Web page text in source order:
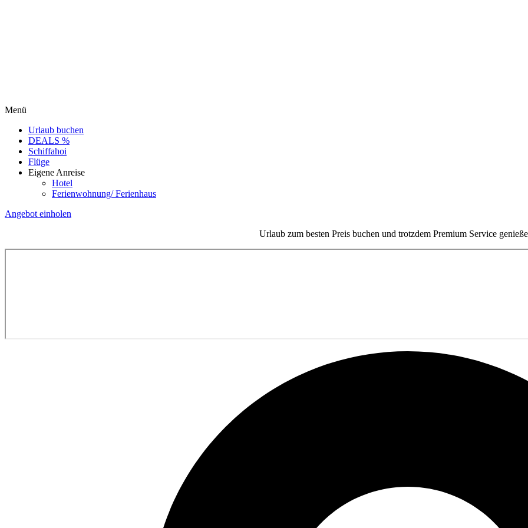
Menü
Urlaub buchen
DEALS %
Schiffahoi
Flüge
Eigene Anreise
Hotel
Ferienwohnung/ Ferienhaus
Angebot einholen
Urlaub zum besten Preis buchen und trotzdem Premium Service